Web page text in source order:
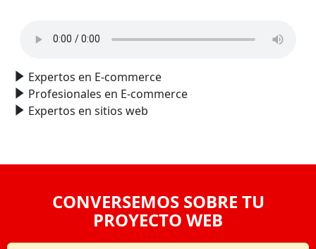
Expertos en E-commerce
Profesionales en E-commerce
Expertos en sitios web
CONVERSEMOS SOBRE TU
PROYECTO WEB